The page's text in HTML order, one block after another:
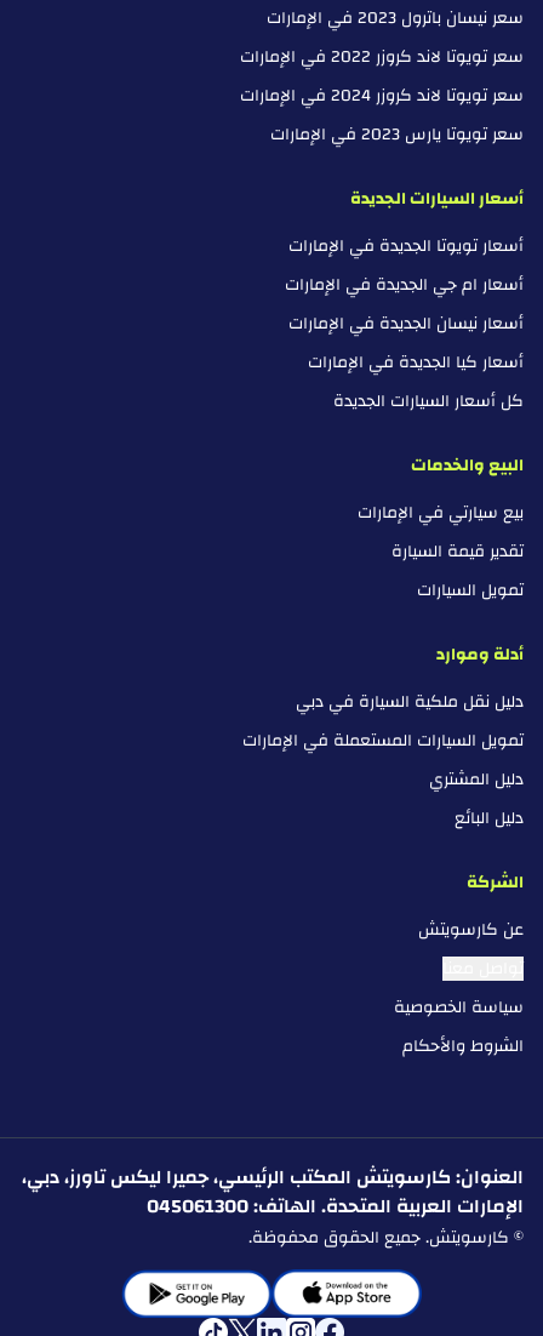
سعر نيسان باترول 2023 في الإمارات
سعر تويوتا لاند كروزر 2022 في الإمارات
سعر تويوتا لاند كروزر 2024 في الإمارات
سعر تويوتا يارس 2023 في الإمارات
أسعار السيارات الجديدة
أسعار تويوتا الجديدة في الإمارات
أسعار ام جي الجديدة في الإمارات
أسعار نيسان الجديدة في الإمارات
أسعار كيا الجديدة في الإمارات
كل أسعار السيارات الجديدة
البيع والخدمات
بيع سيارتي في الإمارات
تقدير قيمة السيارة
تمويل السيارات
أدلة وموارد
دليل نقل ملكية السيارة في دبي
تمويل السيارات المستعملة في الإمارات
دليل المشتري
دليل البائع
الشركة
عن كارسويتش
سياسة الخصوصية
الشروط والأحكام
العنوان: كارسويتش المكتب الرئيسي، جميرا ليكس تاورز، دبي،
الإمارات العربية المتحدة. الهاتف: 045061300
© كارسويتش. جميع الحقوق محفوظة.